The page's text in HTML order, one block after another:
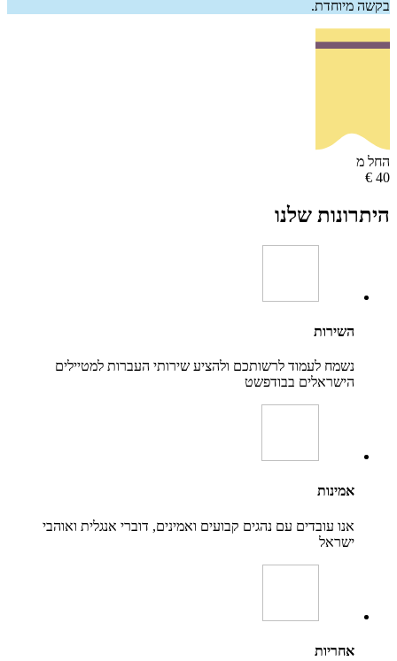
מיוחדת.
שלנו
השירות
נשמח לעמוד לרשותכם ולהציע שירותי העברות למטיילים
הישראלים בבודפשט
אמינות
אנו עובדים עם נהגים קבועים ואמינים, דוברי אנגלית ואוהבי
אחריות